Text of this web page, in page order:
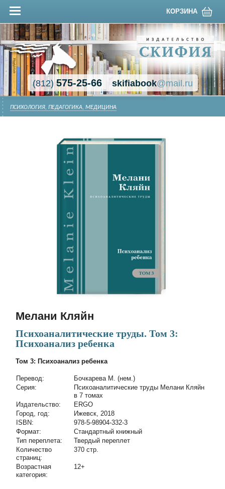
КОРЗИНА
(812)575-25-66 skifiabook@mail.ru
ПСИХОЛОГИЯ, ПЕДАГОГИКА, МЕДИЦИНА
Мелани Кляйн
Психоаналитические труды. Том 3:
Психоанализ ребенка
Том 3: Психоанализ ребенка
Перевод:
Бочкарева М. (нем.)
Cерия:
Психоаналитические труды Мелани Кляйн
в 7 томах
Издательство:
ERGO
Город, год:
Ижевск, 2018
ISBN:
978-5-98904-332-3
Формат:
Стандартный книжный
Тип переплета:
Твердый переплет
Количество
страниц:
370 стр.
Возрастная
категория:
12+